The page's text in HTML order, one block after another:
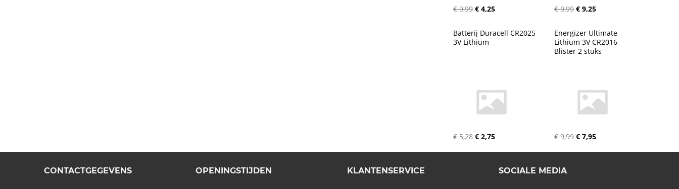
€ 9,99 € 4,25 € 9,99 € 9,25
Batterij Duracell CR2025
3V Lithium
€ 5,28 € 2,75
Energizer Ultimate
Lithium 3V CR2016
Blister 2 stuks
€ 9,99 € 7,95
CONTACTGEGEVENS OPENINGSTIJDEN KLANTENSERVICE SOCIALE MEDIA